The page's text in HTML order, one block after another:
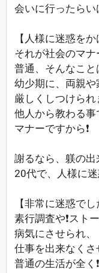
会いに行ったらい
【人様に迷惑を
それが社会のマナ
普通、そんなこと
幼少期に、両親や
厳しくしつけられ
他人から教わる事
マナーですから❗
謝るなら、躾の出
20代で、人様に
【非常に迷惑でした
素行調査や❗スト
病気にさせられ、
仕事を出来なくさ
普通の生活が全く